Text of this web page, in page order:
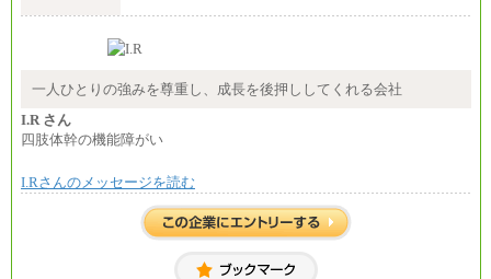
大学院卒 月給264,000円／大学卒 月給250,000円／短
※試用期間中も給与に変更はございません
月給：250,000円～400,000円
一人ひとりの強みを尊重し、成長を後押ししてくれる会社
I.R さん
四肢体幹の機能障がい
I.Rさんのメッセージを読む